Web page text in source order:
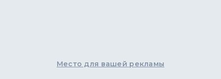
Место для вашей рекламы